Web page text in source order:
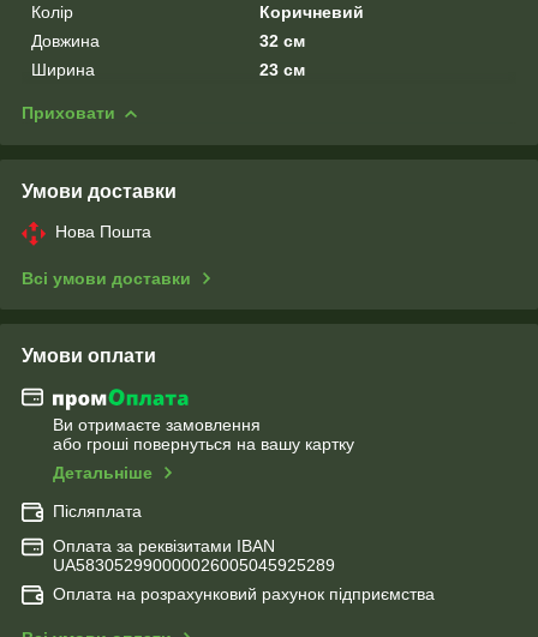
Колір
Коричневий
Довжина
32 см
Ширина
23 см
Приховати
Умови доставки
Нова Пошта
Всі умови доставки
Умови оплати
Ви отримаєте замовлення
або гроші повернуться на вашу картку
Детальніше
Післяплата
Оплата за реквізитами IBAN
UA583052990000026005045925289
Оплата на розрахунковий рахунок підприємства